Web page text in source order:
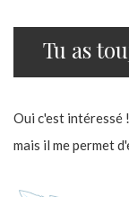
Tu as
Oui c'est intéressé
mais il me permet